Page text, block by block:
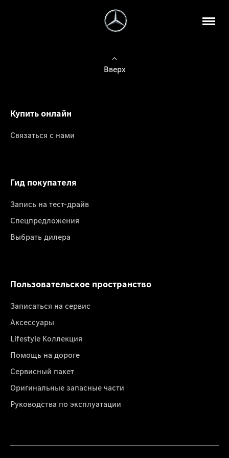
Вверх
Купить онлайн
Связаться с нами
Гид покупателя
Запись на тест-драйв
Спецпредложения
Выбрать дилера
Пользовательское пространство
Записаться на сервис
Аксессуары
Lifestyle Коллекция
Помощь на дороге
Сервисный пакет
Оригинальные запасные части
Руководства по эксплуатации